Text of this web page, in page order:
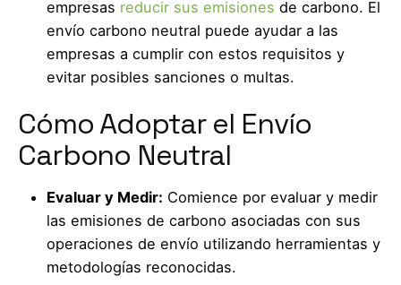
empresas reducir sus emisiones de carbono. El
envío carbono neutral puede ayudar a las
empresas a cumplir con estos requisitos y
evitar posibles sanciones o multas.
Cómo Adoptar el Envío
Carbono Neutral
Evaluar y Medir: Comience por evaluar y medir
las emisiones de carbono asociadas con sus
operaciones de envío utilizando herramientas y
metodologías reconocidas.